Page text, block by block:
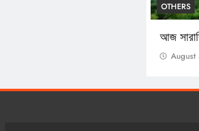
OTHERS
আজ